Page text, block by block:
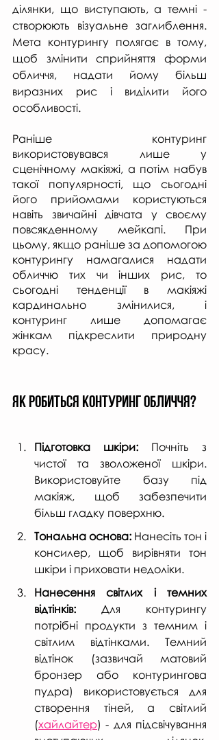
ділянки, що виступають, а темні -
створюють візуальне заглиблення.
Мета контурингу полягає в тому,
щоб змінити сприйняття форми
обличчя, надати йому більш
виразних рис і виділити його
особливості.
Раніше контуринг
використовувався лише у
сценічному макіяжі, а потім набув
такої популярності, що сьогодні
його прийомами користуються
навіть звичайні дівчата у своєму
повсякденному мейкапі. При
цьому, якщо раніше за допомогою
контурингу намагалися надати
обличчю тих чи інших рис, то
сьогодні тенденції в макіяжі
кардинально змінилися, і
контуринг лише допомагає
жінкам підкреслити природну
красу.
як робиться контуринг обличчя?
Підготовка шкіри: Почніть з
чистої та зволоженої шкіри.
Використовуйте базу під
макіяж, щоб забезпечити
більш гладку поверхню.
Тональна основа: Нанесіть тон і
консилер, щоб вирівняти тон
шкіри і приховати недоліки.
Нанесення світлих і темних
відтінків: Для контурингу
потрібні продукти з темним і
світлим відтінками. Темний
відтінок (зазвичай матовий
бронзер або контурингова
пудра) використовується для
створення тіней, а світлий
(хайлайтер) - для підсвічування